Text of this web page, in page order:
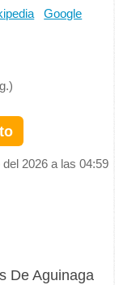
Google
2026 a las 04:59
De Aguinaga